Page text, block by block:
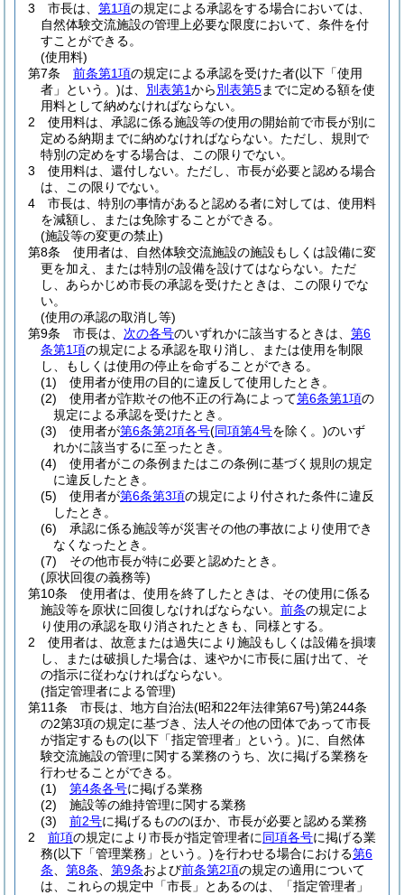
3
市長は、 第1項の規定による承認をする場合においては、
自然体験交流施設の管理上必要な限度において、条件を付
すことができる。
(使用料)
第7条
前条第1項の規定による承認を受けた者(以下「使用
者」という。)は、 別表第1から別表第5までに定める額を使
用料として納めなければならない。
2
使用料は、承認に係る施設等の使用の開始前で市長が別に
定める納期までに納めなければならない。 ただし、規則で
特別の定めをする場合は、この限りでない。
3
使用料は、還付しない。 ただし、市長が必要と認める場合
は、この限りでない。
4
市長は、特別の事情があると認める者に対しては、使用料
を減額し、または免除することができる。
(施設等の変更の禁止)
第8条
使用者は、自然体験交流施設の施設もしくは設備に変
更を加え、または特別の設備を設けてはならない。 ただ
し、あらかじめ市長の承認を受けたときは、この限りでな
い。
(使用の承認の取消し等)
第9条
市長は、 次の各号のいずれかに該当するときは、 第6
条第1項の規定による承認を取り消し、または使用を制限
し、もしくは使用の停止を命ずることができる。
(1)
使用者が使用の目的に違反して使用したとき。
(2)
使用者が詐欺その他不正の行為によって第6条第1項の
規定による承認を受けたとき。
(3)
使用者が第6条第2項各号(同項第4号を除く。)のいず
れかに該当するに至ったとき。
(4)
使用者がこの条例またはこの条例に基づく規則の規定
に違反したとき。
(5)
使用者が第6条第3項の規定により付された条件に違反
したとき。
(6)
承認に係る施設等が災害その他の事故により使用でき
なくなったとき。
(7)
その他市長が特に必要と認めたとき。
(原状回復の義務等)
第10条
使用者は、使用を終了したときは、その使用に係る
施設等を原状に回復しなければならない。 前条の規定によ
り使用の承認を取り消されたときも、同様とする。
2
使用者は、故意または過失により施設もしくは設備を損壊
し、または破損した場合は、速やかに市長に届け出て、そ
の指示に従わなければならない。
(指定管理者による管理)
第11条
市長は、地方自治法(昭和22年法律第67号)第244条
の2第3項の規定に基づき、法人その他の団体であって市長
が指定するもの(以下「指定管理者」という。)に、自然体
験交流施設の管理に関する業務のうち、次に掲げる業務を
行わせることができる。
(1)
第4条各号に掲げる業務
(2)
施設等の維持管理に関する業務
(3)
前2号に掲げるもののほか、市長が必要と認める業務
2
前項の規定により市長が指定管理者に同項各号に掲げる業
務(以下「管理業務」という。)を行わせる場合における第6
条
第8条 第9条および前条第2項の規定の適用について
は、これらの規定中「市長」とあるのは、「指定管理者」